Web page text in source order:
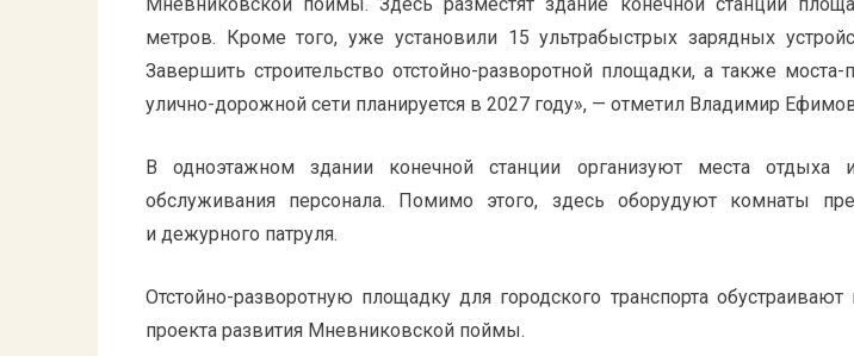
метров. Кроме того, уже установили 15 ультрабыстрых зарядных
Завершить строительство отстойно-разворотной площадки, а также
улично-дорожной сети планируется в 2027 году», — отметил Владимир
В одноэтажном здании конечной станции организуют места отдыха и
обслуживания персонала. Помимо этого, здесь оборудуют комнаты
и дежурного патруля.
Отстойно-разворотную площадку для городского транспорта
проекта развития Мневниковской поймы.